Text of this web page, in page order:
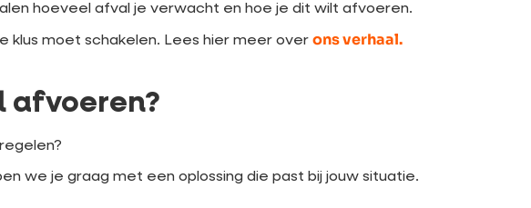
hoeveel afval je verwacht en hoe je dit wilt afvoeren.
klus moet schakelen. Lees hier meer over ons verhaal.
afvoeren?
we je graag met een oplossing die past bij jouw situatie.